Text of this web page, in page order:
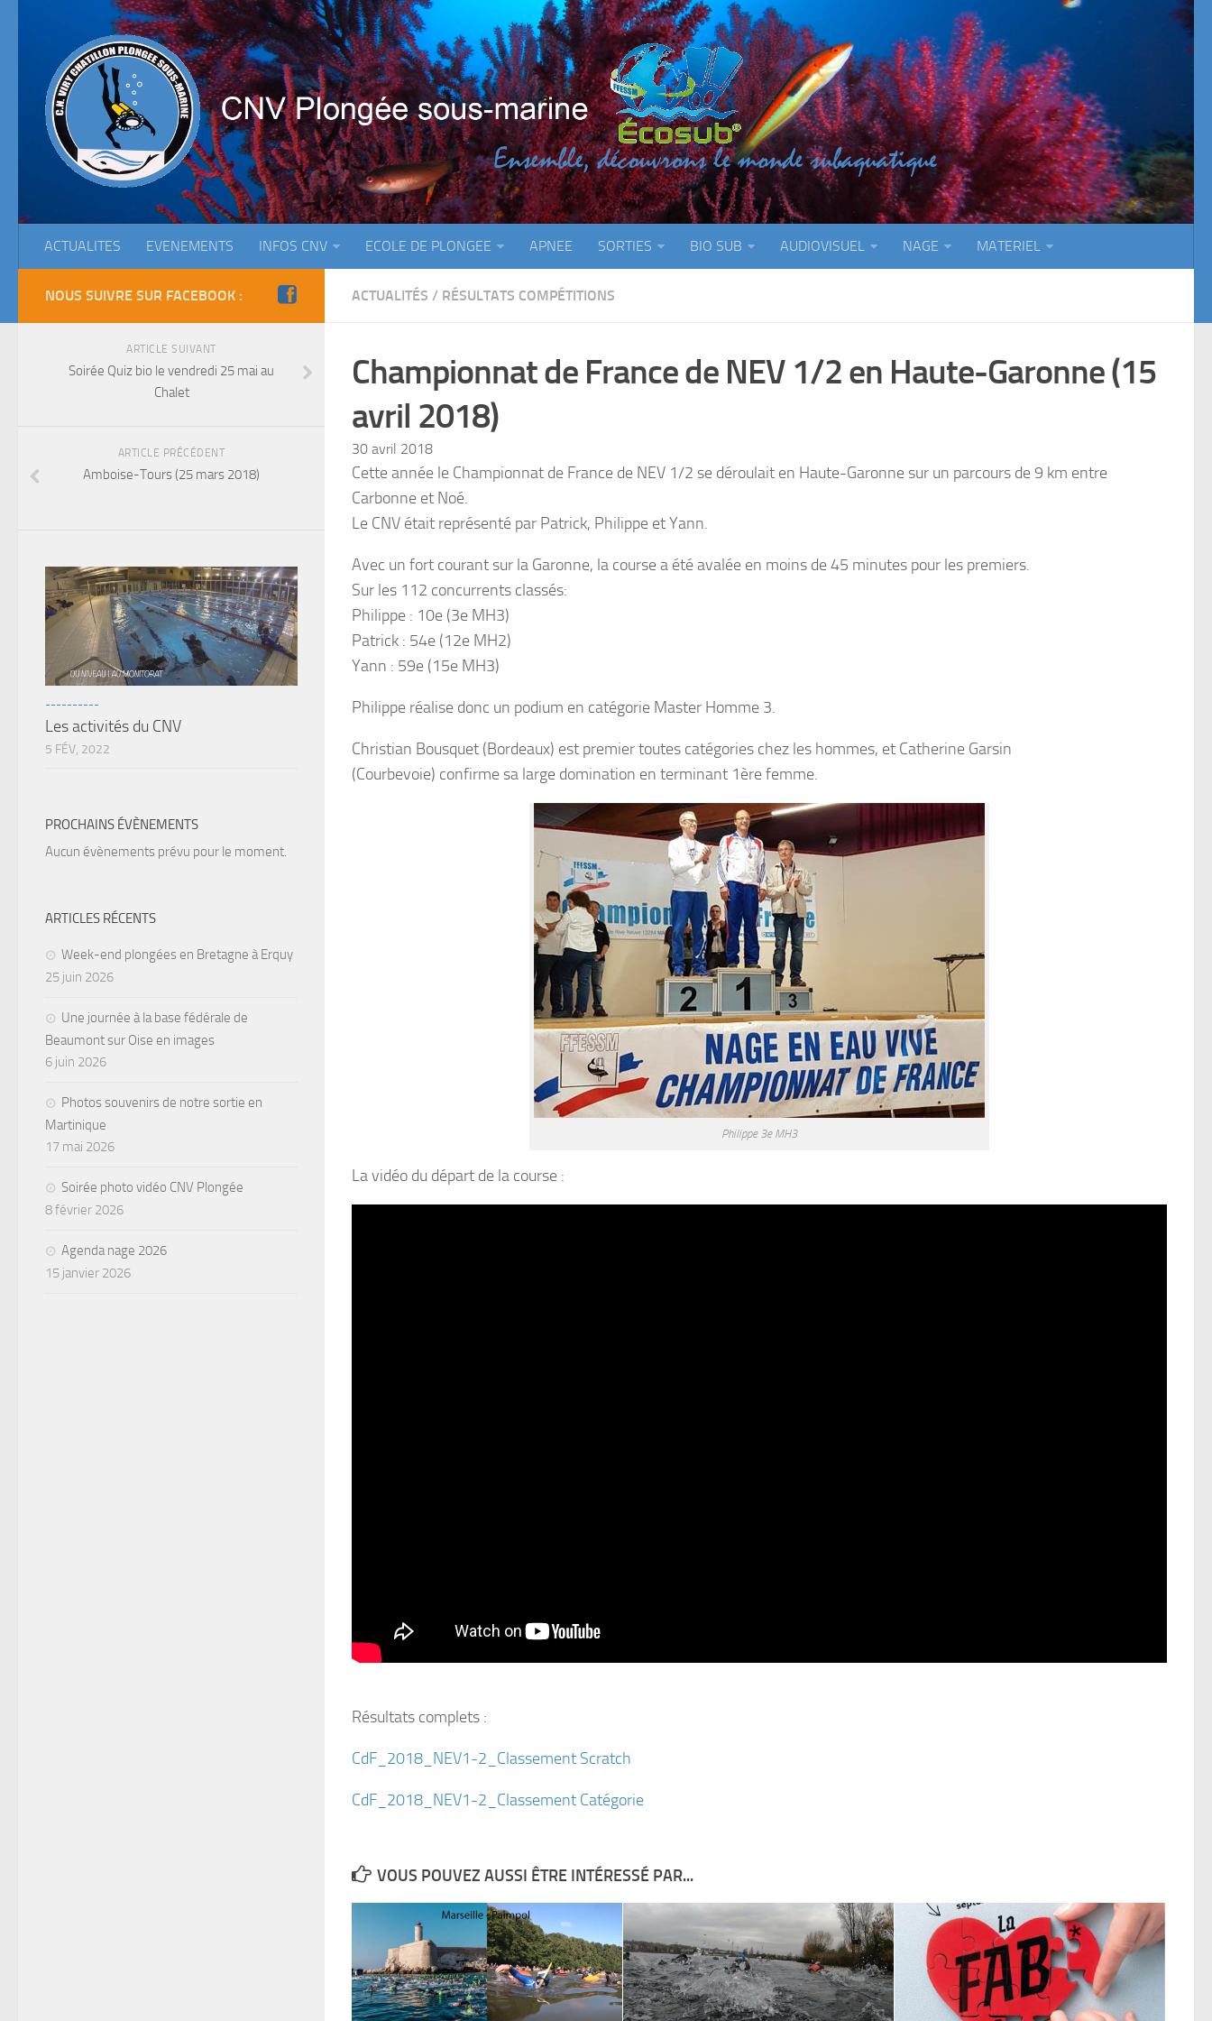
ACTUALITES EVENEMENTS INFOS CNV ECOLE DE PLONGEE APNEE SORTIES BIO SUB AUDIOVISUEL NAGE MATERIEL
ACTUALITÉS / RÉSULTATS COMPÉTITIONS
Championnat de France de NEV 1/2 en Haute-Garonne (15
avril 2018)
30 avril 2018
Cette année le Championnat de France de NEV 1/2 se déroulait en Haute-Garonne sur un parcours de 9 km entre
Carbonne et Noé.
Le CNV était représenté par Patrick, Philippe et Yann.
Avec un fort courant sur la Garonne, la course a été avalée en moins de 45 minutes pour les premiers.
Sur les 112 concurrents classés:
Philippe : 10e (3e MH3)
Patrick : 54e (12e MH2)
Yann : 59e (15e MH3)
Philippe réalise donc un podium en catégorie Master Homme 3.
Christian Bousquet (Bordeaux) est premier toutes catégories chez les hommes, et Catherine Garsin
(Courbevoie) confirme sa large domination en terminant 1ère femme.
Philippe 3e MH3
La vidéo du départ de la course :
Résultats complets :
CdF_2018_NEV1-2_Classement Scratch
CdF_2018_NEV1-2_Classement Catégorie
VOUS POUVEZ AUSSI ÊTRE INTÉRESSÉ PAR...
NOUS SUIVRE SUR FACEBOOK :
ARTICLE SUIVANT
Soirée Quiz bio le vendredi 25 mai au
Chalet
ARTICLE PRÉCÉDENT
Amboise-Tours (25 mars 2018)
----------
Les activités du CNV
5 FÉV, 2022
PROCHAINS ÉVÈNEMENTS
Aucun évènements prévu pour le moment.
ARTICLES RÉCENTS
Week-end plongées en Bretagne à Erquy
25 juin 2026
Une journée à la base fédérale de
Beaumont sur Oise en images
6 juin 2026
Photos souvenirs de notre sortie en
Martinique
17 mai 2026
Soirée photo vidéo CNV Plongée
8 février 2026
Agenda nage 2026
15 janvier 2026